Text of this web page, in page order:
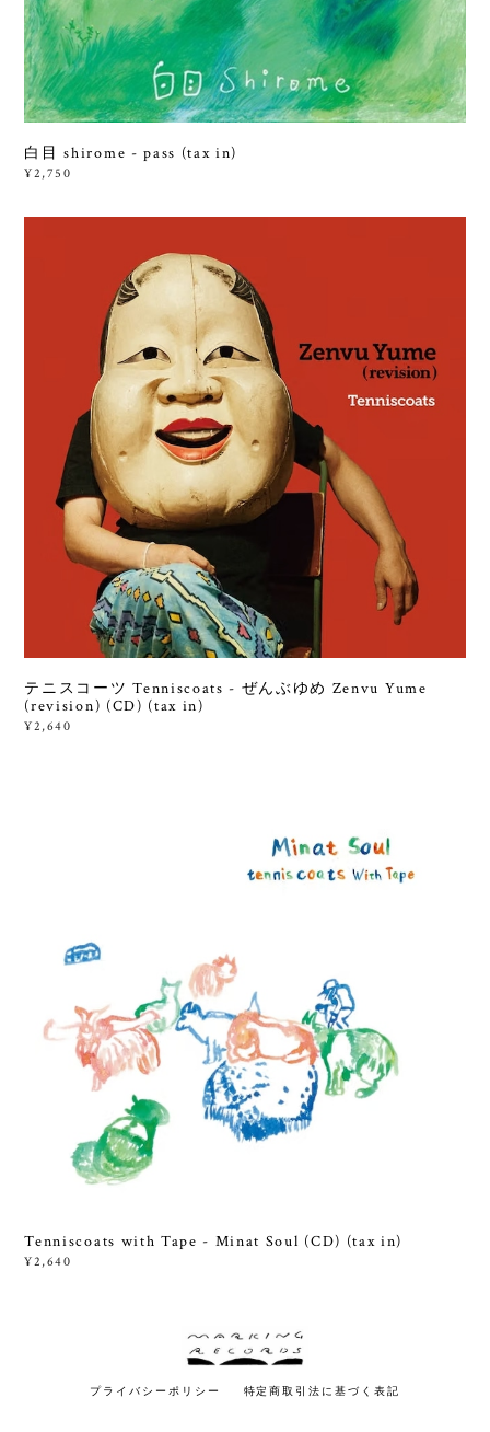
白目 shirome - pass (tax in)
¥2,750
テニスコーツ Tenniscoats - ぜんぶゆめ Zenvu Yume
(revision) (CD) (tax in)
¥2,640
Tenniscoats with Tape - Minat Soul (CD) (tax in)
¥2,640
プライバシーポリシー 特定商取引法に基づく表記